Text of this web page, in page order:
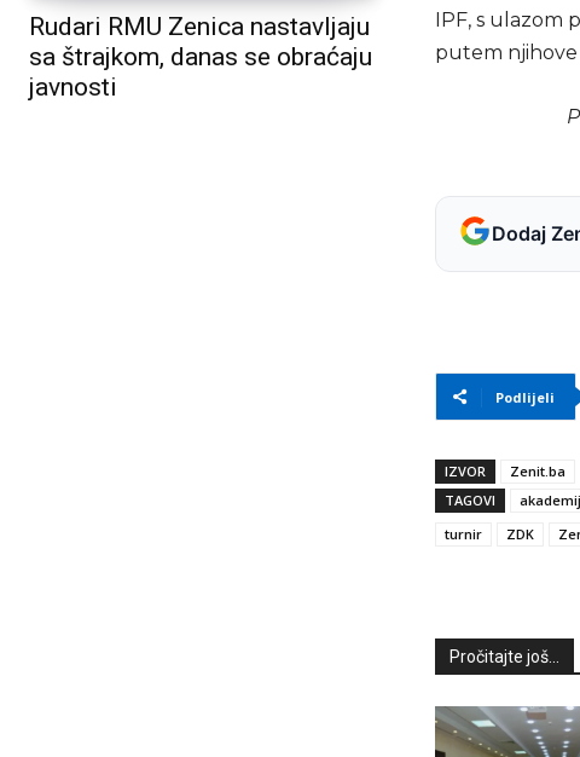
Rudari RMU Zenica nastavljaju
sa štrajkom, danas se obraćaju
javnosti
IPF, s ulazom
putem njihove
Dodaj
Podlijeli
IZVOR
Zenit.ba
TAGOVI
turnir
ZDK
Pročitajte još...